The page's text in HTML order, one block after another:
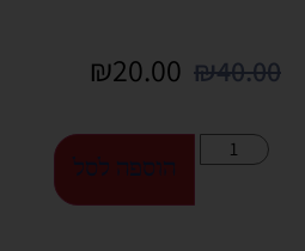
₪40.00
₪20.00
הוספה לסל